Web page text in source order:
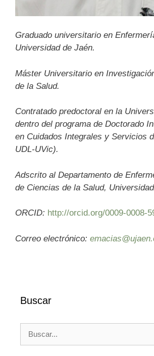
Graduado universitario en
Universidad de Jaén.
Máster Universitario en
de la Salud.
Contratado predoctoral en la
dentro del programa de Doctorado
en Cuidados Integrales y Servicios
UDL-UVic).
Adscrito al Departamento de
de Ciencias de la Salud,
ORCID: http://orcid.org/0009-0008-
Correo electrónico:
Buscar